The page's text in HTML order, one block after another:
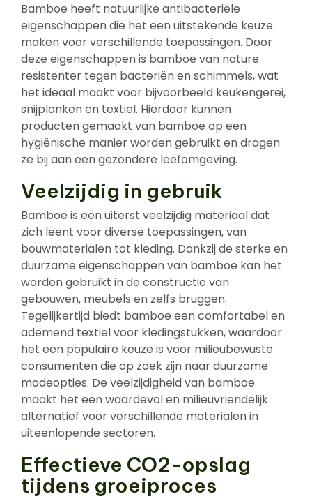
Bamboe heeft natuurlijke antibacteriële
eigenschappen die het een uitstekende keuze
maken voor verschillende toepassingen. Door
deze eigenschappen is bamboe van nature
resistenter tegen bacteriën en schimmels, wat
het ideaal maakt voor bijvoorbeeld keukengerei,
snijplanken en textiel. Hierdoor kunnen
producten gemaakt van bamboe op een
hygiënische manier worden gebruikt en dragen
ze bij aan een gezondere leefomgeving.
Veelzijdig in gebruik
Bamboe is een uiterst veelzijdig materiaal dat
zich leent voor diverse toepassingen, van
bouwmaterialen tot kleding. Dankzij de sterke en
duurzame eigenschappen van bamboe kan het
worden gebruikt in de constructie van
gebouwen, meubels en zelfs bruggen.
Tegelijkertijd biedt bamboe een comfortabel en
ademend textiel voor kledingstukken, waardoor
het een populaire keuze is voor milieubewuste
consumenten die op zoek zijn naar duurzame
modeopties. De veelzijdigheid van bamboe
maakt het een waardevol en milieuvriendelijk
alternatief voor verschillende materialen in
uiteenlopende sectoren.
Effectieve CO2-opslag
tijdens groeiproces